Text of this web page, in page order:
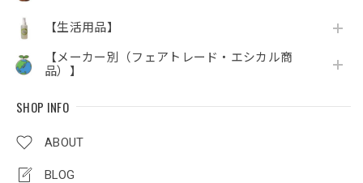
【生活用品】
【メーカー別（フェアトレード・エシカル商
品）】
SHOP INFO
ABOUT
BLOG